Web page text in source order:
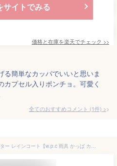
サイトでみる
価格と在庫を楽天でチェック >>
簡単なカッパでいいと思いま
プセル入りポンチョ。可愛く
全てのおすすめコメント (1件) >
メール便送料無料 Wpc. チェスター レインコート【w.p.c 雨具 かっぱ カッパ 梅雨 母の日 お洒落 おしゃれ レイングッズ 便利 袋 持ち運び コンパクト チェスターコート フィールドコート ポイント10倍】母の日